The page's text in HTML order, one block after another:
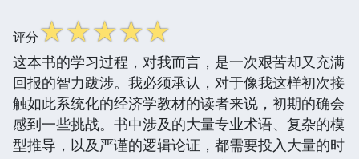
评分☆☆☆☆☆
这本书的学习过程，对我而言，是一次艰苦却又充满
回报的智力跋涉。我必须承认，对于像我这样初次接
触如此系统化的经济学教材的读者来说，初期的确会
感到一些挑战。书中涉及的大量专业术语、复杂的模
型推导，以及严谨的逻辑论证，都需要投入大量的时